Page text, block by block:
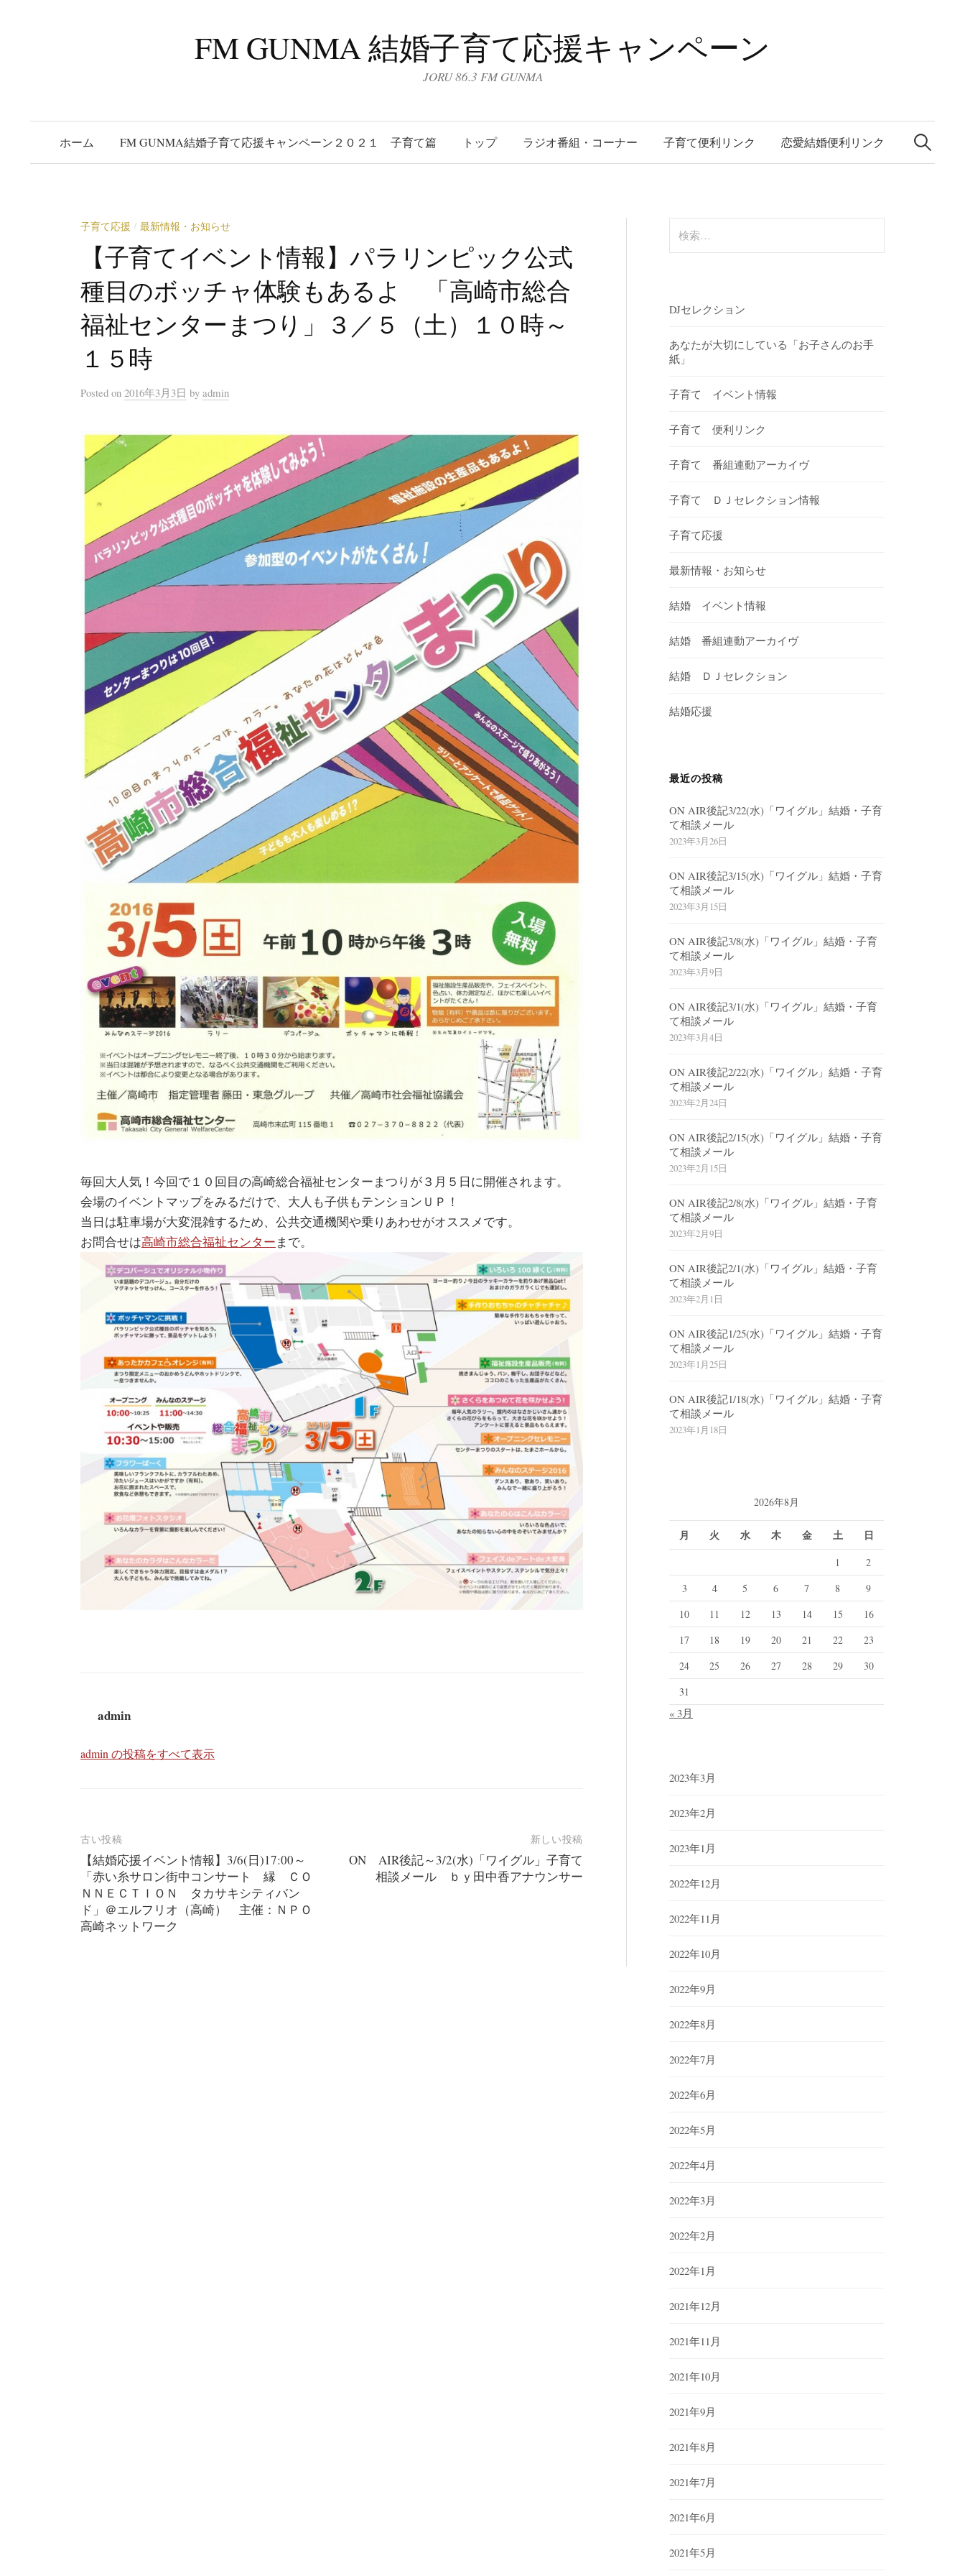
FM GUNMA 結婚子育て応援キャンペーン
JORU 86.3 FM GUNMA
ホーム FM GUNMA結婚子育て応援キャンペーン２０２１ 子育て篇 トップ ラジオ番組・コーナー 子育て便利リンク 恋愛結婚便利リンク
検
索:
子育て応援 / 最新情報・お知らせ
【子育てイベント情報】パラリンピック公式
種目のボッチャ体験もあるよ 「高崎市総合
福祉センターまつり」３／５（土）１０時～
１５時
Posted on 2016年3月3日 by admin
毎回大人気！今回で１０回目の高崎総合福祉センターまつりが３月５日に開催されます。
会場のイベントマップをみるだけで、大人も子供もテンションＵＰ！
当日は駐車場が大変混雑するため、公共交通機関や乗りあわせがオススメです。
お問合せは高崎市総合福祉センターまで。
admin
admin の投稿をすべて表示
投
稿
ナ
ビ
ゲ
古い投稿
【結婚応援イベント情報】3/6(日)17:00～
「赤い糸サロン街中コンサート 縁 ＣＯ
ＮＮＥＣＴＩＯＮ タカサキシティバン
ド」＠エルフリオ（高崎） 主催：ＮＰＯ
高崎ネットワーク
新しい投稿
ON AIR後記～3/2(水)「ワイグル」子育て
相談メール ｂｙ田中香アナウンサー
索:
DJセレクション
あなたが大切にしている「お子さんのお手
紙」
子育て イベント情報
子育て 便利リンク
子育て 番組連動アーカイヴ
子育て ＤＪセレクション情報
子育て応援
最新情報・お知らせ
結婚 イベント情報
結婚 番組連動アーカイヴ
結婚 ＤＪセレクション
結婚応援
最近の投稿
ON AIR後記3/22(水)「ワイグル」結婚・子育
て相談メール
2023年3月26日
ON AIR後記3/15(水)「ワイグル」結婚・子育
て相談メール
2023年3月15日
ON AIR後記3/8(水)「ワイグル」結婚・子育
て相談メール
2023年3月9日
ON AIR後記3/1(水)「ワイグル」結婚・子育
て相談メール
2023年3月4日
ON AIR後記2/22(水)「ワイグル」結婚・子育
て相談メール
2023年2月24日
ON AIR後記2/15(水)「ワイグル」結婚・子育
て相談メール
2023年2月15日
ON AIR後記2/8(水)「ワイグル」結婚・子育
て相談メール
2023年2月9日
ON AIR後記2/1(水)「ワイグル」結婚・子育
て相談メール
2023年2月1日
ON AIR後記1/25(水)「ワイグル」結婚・子育
て相談メール
2023年1月25日
ON AIR後記1/18(水)「ワイグル」結婚・子育
て相談メール
2023年1月18日
2026年8月
月 火 水 木 金 土 日
1
2
3
4 5 6 7 8
9
10
11 12 13 14 15
16
17
18 19 20 21 22
23
24
25 26 27 28 29
30
31
« 3月
2023年3月
2023年2月
2023年1月
2022年12月
2022年11月
2022年10月
2022年9月
2022年8月
2022年7月
2022年6月
2022年5月
2022年4月
2022年3月
2022年2月
2022年1月
2021年12月
2021年11月
2021年10月
2021年9月
2021年8月
2021年7月
2021年6月
2021年5月